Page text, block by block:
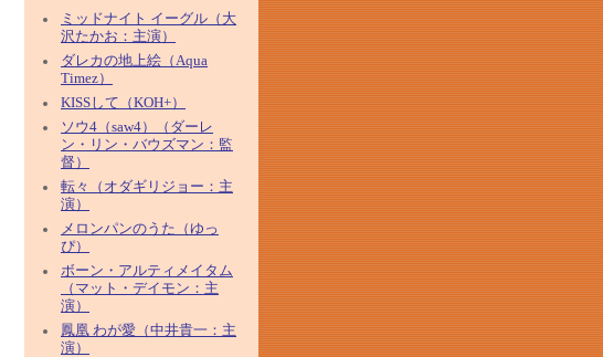
ミッドナイト イーグル（大
沢たかお：主演）
ダレカの地上絵（Aqua
Timez）
KISSして（KOH+）
ソウ4（saw4）（ダーレ
ン・リン・バウズマン：監
督）
転々（オダギリジョー：主
演）
メロンパンのうた（ゆっ
ぴ）
ボーン・アルティメイタム
（マット・デイモン：主
演）
鳳凰 わが愛（中井貴一：主
演）